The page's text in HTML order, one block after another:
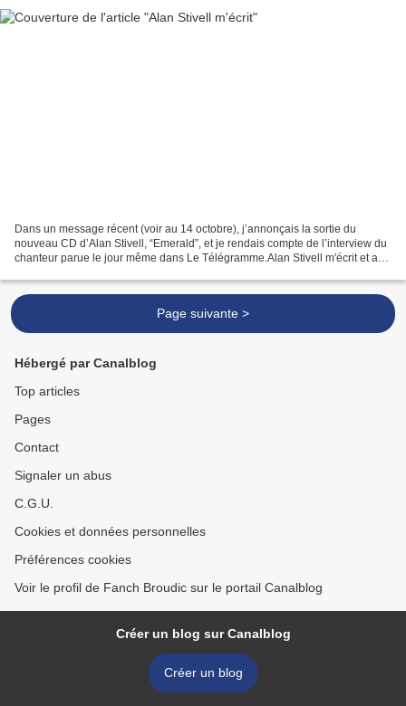
Dans un message récent (voir au 14 octobre), j’annonçais la sortie du
nouveau CD d’Alan Stivell, “Emerald”, et je rendais compte de l’interview du
chanteur parue le jour même dans Le Télégramme.Alan Stivell m'écrit et a
Page suivante >
Hébergé par Canalblog
Top articles
Pages
Contact
Signaler un abus
C.G.U.
Cookies et données personnelles
Préférences cookies
Voir le profil de Fanch Broudic sur le portail Canalblog
Créer un blog sur Canalblog
Créer un blog